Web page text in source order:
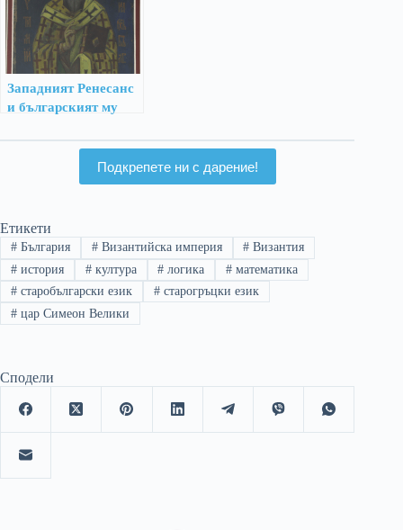
Западният Ренесанс
и българският му
Подкрепете ни с дарение!
Етикети
#България #Византийска империя # Византия
#история #култура # логика # математика
#старобългарски език #старогръцки език
#цар Симеон Велики
Сподели